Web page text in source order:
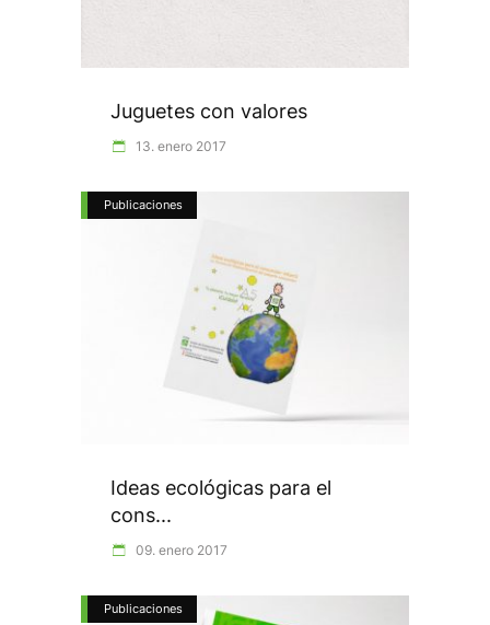
Juguetes con valores
13. enero 2017
Publicaciones
Ideas ecológicas para el
cons...
09. enero 2017
Publicaciones